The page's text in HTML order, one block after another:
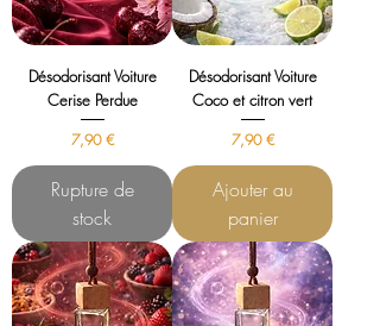
Désodorisant Voiture
Cerise Perdue
Prix
7,90 €
Rupture de
stock
Désodorisant Voiture
Coco et citron vert
Prix
7,90 €
Ajouter au
panier